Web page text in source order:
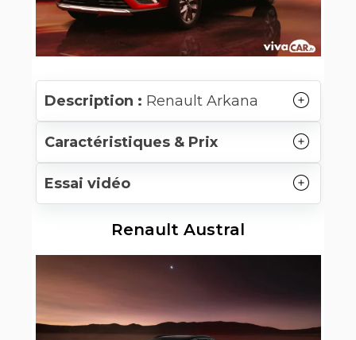
Description : Renault Arkana
Caractéristiques & Prix
Essai vidéo
Renault Austral